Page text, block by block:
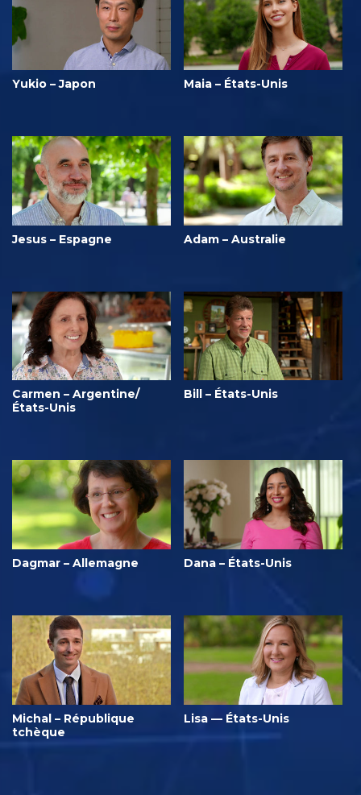
Yukio – Japon Maia – États-Unis
Jesus – Espagne Adam – Australie
Carmen – Argentine/
États-Unis
Bill – États-Unis
Dagmar – Allemagne Dana – États-Unis
Michal – République
tchèque
Lisa — États-Unis